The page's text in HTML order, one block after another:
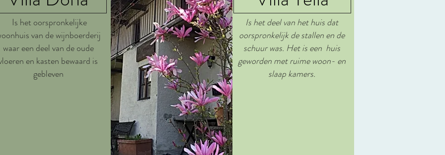
Is het oorspronkelijke
van de wijnboerderij
waar een deel van de oude
en kasten bewaard is
gebleven
Is het deel van het huis dat
oorspronkelijk de stallen en de
schuur was. Het is een huis
geworden met ruime woon- en
slaap kamers.